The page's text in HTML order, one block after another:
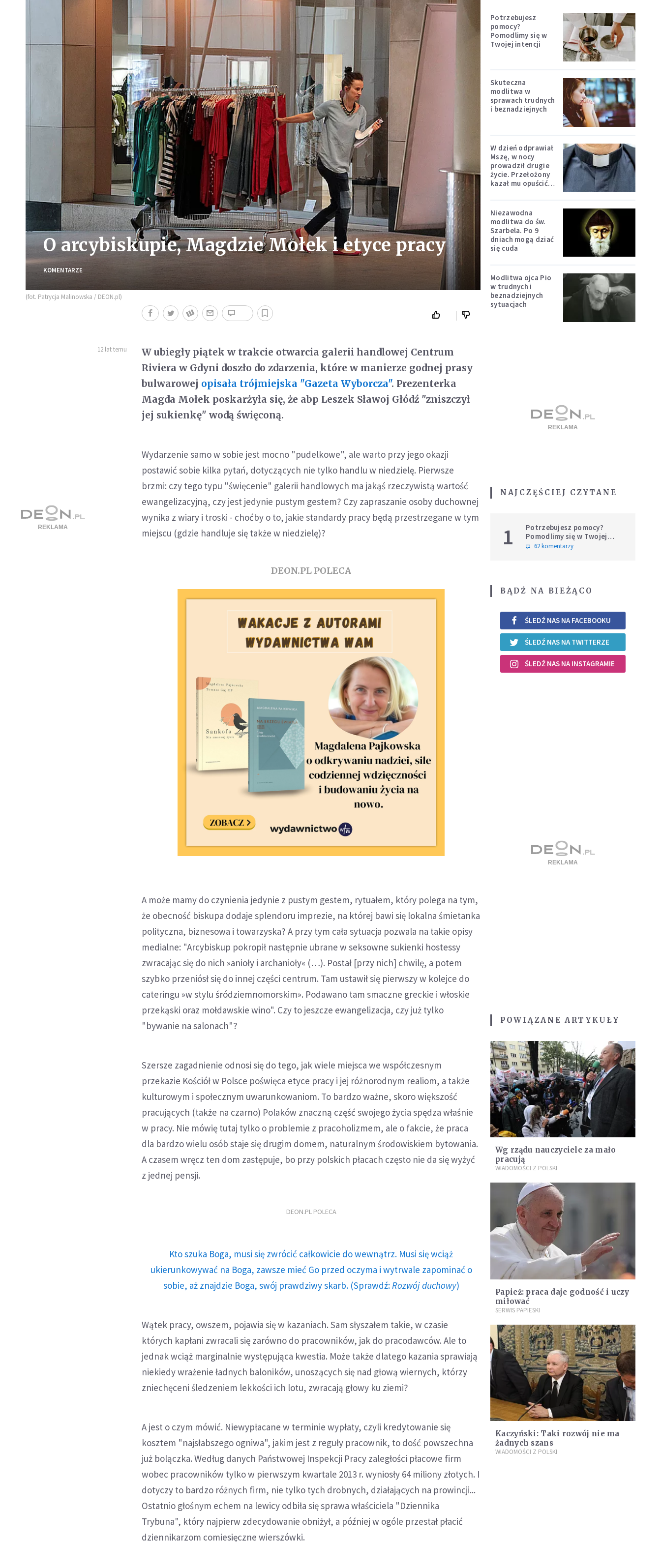
O arcybiskupie, Magdzie Mołek i etyce pracy
KOMENTARZE
(fot. Patrycja Malinowska / DEON.pl)
12 lat temu
W ubiegły piątek w trakcie otwarcia galerii handlowej Centrum
Riviera w Gdyni doszło do zdarzenia, które w manierze godnej prasy
bulwarowej opisała trójmiejska "Gazeta Wyborcza". Prezenterka
Magda Mołek poskarżyła się, że abp Leszek Sławoj Głódź "zniszczył
jej sukienkę" wodą święconą.
Wydarzenie samo w sobie jest mocno "pudelkowe", ale warto przy jego okazji
postawić sobie kilka pytań, dotyczących nie tylko handlu w niedzielę. Pierwsze
brzmi: czy tego typu "święcenie" galerii handlowych ma jakąś rzeczywistą wartość
ewangelizacyjną, czy jest jedynie pustym gestem? Czy zapraszanie osoby duchownej
wynika z wiary i troski - choćby o to, jakie standardy pracy będą przestrzegane w tym
miejscu (gdzie handluje się także w niedzielę)?
DEON.PL POLECA
A może mamy do czynienia jedynie z pustym gestem, rytuałem, który polega na tym,
że obecność biskupa dodaje splendoru imprezie, na której bawi się lokalna śmietanka
polityczna, biznesowa i towarzyska? A przy tym cała sytuacja pozwala na takie opisy
medialne: "Arcybiskup pokropił następnie ubrane w seksowne sukienki hostessy
zwracając się do nich »anioły i archanioły« (…). Postał [przy nich] chwilę, a potem
szybko przeniósł się do innej części centrum. Tam ustawił się pierwszy w kolejce do
cateringu »w stylu śródziemnomorskim». Podawano tam smaczne greckie i włoskie
przekąski oraz mołdawskie wino". Czy to jeszcze ewangelizacja, czy już tylko
"bywanie na salonach"?
Szersze zagadnienie odnosi się do tego, jak wiele miejsca we współczesnym
przekazie Kościół w Polsce poświęca etyce pracy i jej różnorodnym realiom, a także
kulturowym i społecznym uwarunkowaniom. To bardzo ważne, skoro większość
pracujących (także na czarno) Polaków znaczną część swojego życia spędza właśnie
w pracy. Nie mówię tutaj tylko o problemie z pracoholizmem, ale o fakcie, że praca
dla bardzo wielu osób staje się drugim domem, naturalnym środowiskiem bytowania.
A czasem wręcz ten dom zastępuje, bo przy polskich płacach często nie da się wyżyć
z jednej pensji.
DEON.PL POLECA
Kto szuka Boga, musi się zwrócić całkowicie do wewnątrz. Musi się wciąż
ukierunkowywać na Boga, zawsze mieć Go przed oczyma i wytrwale zapominać o
sobie, aż znajdzie Boga, swój prawdziwy skarb. (Sprawdź: Rozwój duchowy)
Wątek pracy, owszem, pojawia się w kazaniach. Sam słyszałem takie, w czasie
których kapłani zwracali się zarówno do pracowników, jak do pracodawców. Ale to
jednak wciąż marginalnie występująca kwestia. Może także dlatego kazania sprawiają
niekiedy wrażenie ładnych baloników, unoszących się nad głową wiernych, którzy
zniechęceni śledzeniem lekkości ich lotu, zwracają głowy ku ziemi?
A jest o czym mówić. Niewypłacane w terminie wypłaty, czyli kredytowanie się
kosztem "najsłabszego ogniwa", jakim jest z reguły pracownik, to dość powszechna
już bolączka. Według danych Państwowej Inspekcji Pracy zaległości płacowe firm
wobec pracowników tylko w pierwszym kwartale 2013 r. wyniosły 64 miliony złotych. I
dotyczy to bardzo różnych firm, nie tylko tych drobnych, działających na prowincji...
Ostatnio głośnym echem na lewicy odbiła się sprawa właściciela "Dziennika
Trybuna", który najpierw zdecydowanie obniżył, a później w ogóle przestał płacić
dziennikarzom comiesięczne wierszówki.
Potrzebujesz
pomocy?
Pomodlimy się w
Twojej intencji
Skuteczna
modlitwa w
sprawach trudnych
i beznadziejnych
W dzień odprawiał
Mszę, w nocy
prowadził drugie
życie. Przełożony
kazał mu opuścić
Niezawodna
modlitwa do św.
Szarbela. Po 9
dniach mogą dziać
się cuda
Modlitwa ojca Pio
w trudnych i
beznadziejnych
sytuacjach
NAJCZĘŚCIEJ CZYTANE
1
Potrzebujesz pomocy?
Pomodlimy się w Twojej
intencji
62 komentarzy
BĄDŹ NA BIEŻĄCO
ŚLEDŹ NAS NA FACEBOOKU
ŚLEDŹ NAS NA TWITTERZE
ŚLEDŹ NAS NA INSTAGRAMIE
POWIĄZANE ARTYKUŁY
Wg rządu nauczyciele za mało
pracują
WIADOMOŚCI Z POLSKI
Papież: praca daje godność i uczy
miłować
SERWIS PAPIESKI
Kaczyński: Taki rozwój nie ma
żadnych szans
WIADOMOŚCI Z POLSKI